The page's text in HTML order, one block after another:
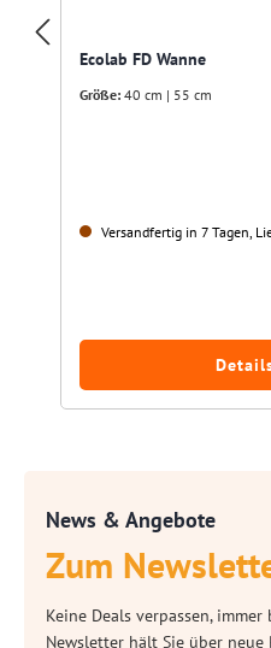
Ecolab FD Wanne
Größe: 40 cm | 55 cm
Versandfertig in 7 Tagen,
News & Angebote
Zum
Keine Deals verpassen,
Newsletter hält Sie über